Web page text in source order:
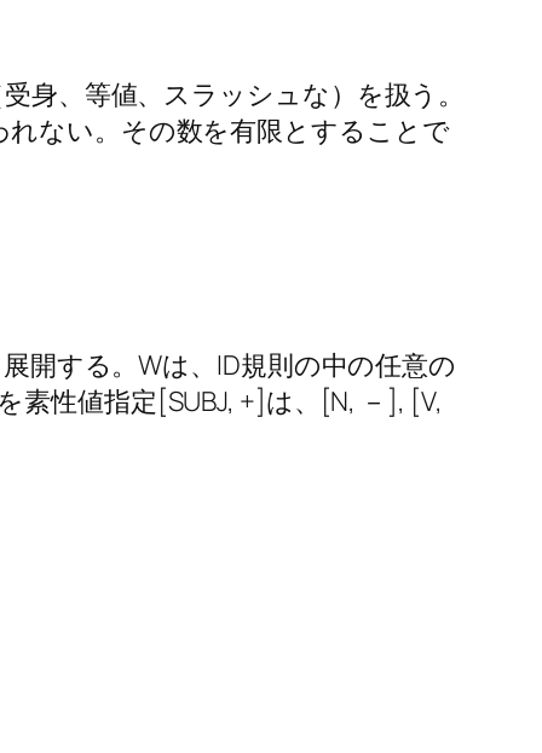
身、等値、スラッシュな）を扱う。
ない。その数を有限とすることで
開する。Wは、ID規則の中の任意の
素性値指定[SUBJ, +]は、[N, －], [V,